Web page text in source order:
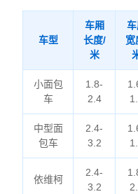
车型
车厢
长度/
米
宽
小面包
车
1.8-
2.4
中型面
包车
2.4-
3.2
依维柯
2.4-
3.2